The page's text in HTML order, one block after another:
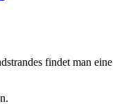
findet man eine